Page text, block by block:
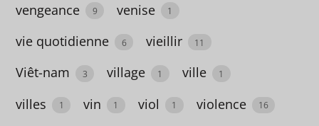
3
contes
vengeance 9 venise 1
vie quotidienne 6 vieillir 11
Viêt-nam 3 village 1 ville 1
villes 1 vin 1 viol 1 violence 16